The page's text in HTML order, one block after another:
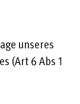
unseres
(Art 6 Abs 1